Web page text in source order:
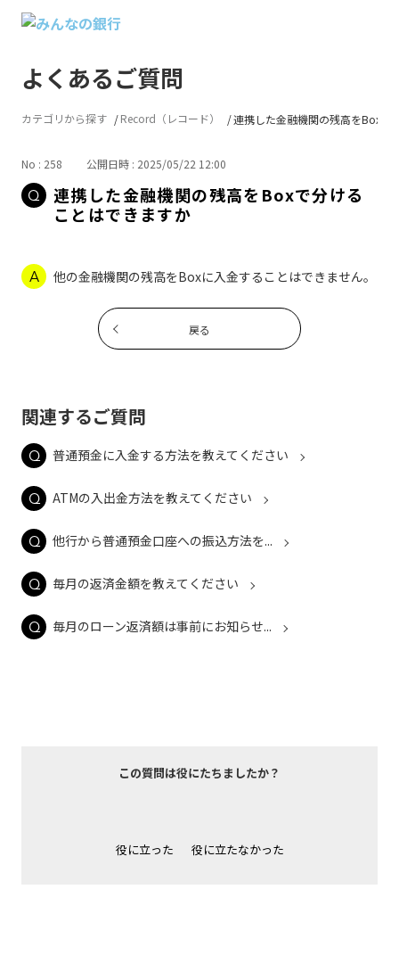
よくあるご質問
カテゴリから探す Record（レコード） 連携した金融機関の残高をBoxで
No : 258 公開日時 : 2025/05/22 12:00
連携した金融機関の残高をBoxで分ける
ことはできますか
他の金融機関の残高をBoxに入金することはできません。
戻る
関連するご質問
普通預金に入金する方法を教えてください
ATMの入出金方法を教えてください
他行から普通預金口座への振込方法を...
毎月の返済金額を教えてください
毎月のローン返済額は事前にお知らせ...
この質問は役にたちましたか？
役に立った 役に立たなかった